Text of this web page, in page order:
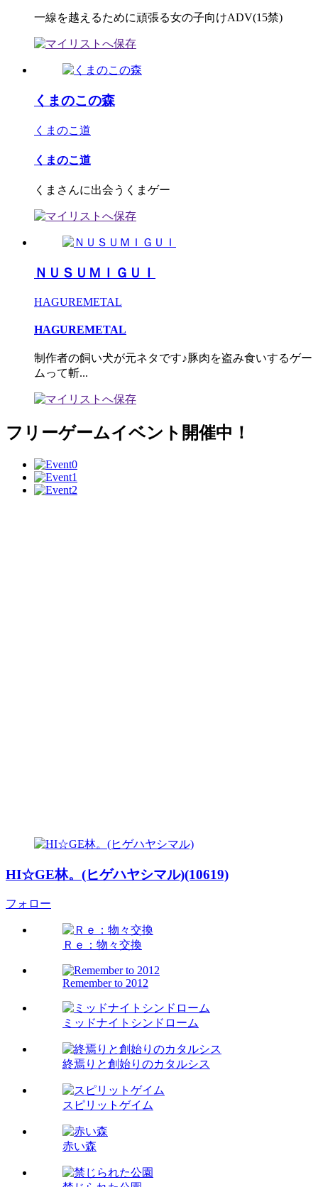
一線を越えるために頑張る女の子向けADV(15禁)
くまのこの森
くまのこ道
くまのこ道
くまさんに出会うくまゲー
ＮＵＳＵＭＩＧＵＩ
HAGUREMETAL
HAGUREMETAL
制作者の飼い犬が元ネタです♪豚肉を盗み食いするゲー
ムって斬...
フリーゲームイベント開催中！
HI☆GE林。(ヒゲハヤシマル)(10619)
フォロー
Ｒｅ：物々交換
Remember to 2012
ミッドナイトシンドローム
終焉りと創始りのカタルシス
スピリットゲイム
赤い森